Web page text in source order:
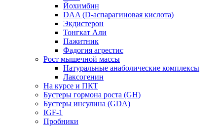
Йохимбин
DAA (D-аспарагиновая кислота)
Экдистерон
Тонгкат Али
Пажитник
Фадогия агрестис
Рост мышечной массы
Натуральные анаболические комплексы
Лаксогенин
На курсе и ПКТ
Бустеры гормона роста (GH)
Бустеры инсулина (GDA)
IGF-1
Пробники